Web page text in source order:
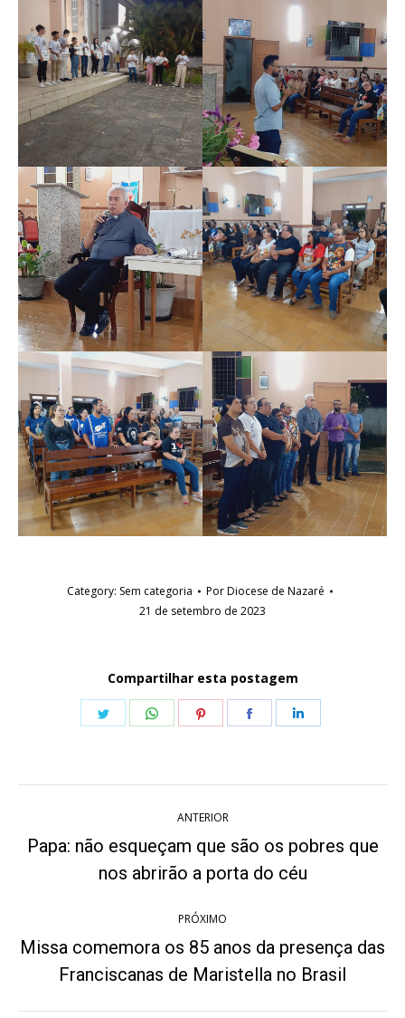
Category: Sem categoria PorDiocese de Nazaré
21 de setembro de 2023
Compartilhar esta postagem
Share
Share
Share
Share
de
ANTERIOR
Post
anterior:
Papa: não esqueçam que são os pobres que
nos abrirão a porta do céu
PRÓXIMO
Próximo
post:
Missa comemora os 85 anos da presença das
Franciscanas de Maristella no Brasil